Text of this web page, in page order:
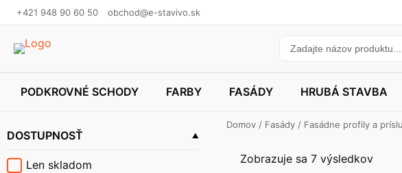
+421 948 90 60 50 obchod@e-stavivo.sk
PODKROVNÉ SCHODY FARBY FASÁDY HRUBÁ STAVBA
DOSTUPNOSŤ
Len skladom
Domov / Fasády / Fasádne profily a
Zobrazuje sa 7 výsledkov